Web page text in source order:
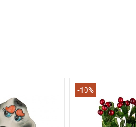
-10%